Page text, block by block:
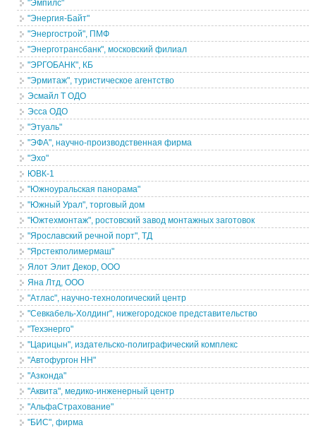
"Эмпилс"
"Энергия-Байт"
"Энергострой", ПМФ
"Энерготрансбанк", московский филиал
"ЭРГОБАНК", КБ
"Эрмитаж", туристическое агентство
Эсмайл Т ОДО
Эсса ОДО
"Этуаль"
"ЭФА", научно-производственная фирма
"Эхо"
ЮВК-1
"Южноуральская панорама"
"Южный Урал", торговый дом
"Южтехмонтаж", ростовский завод монтажных заготовок
"Ярославский речной порт", ТД
"Ярстекполимермаш"
Ялот Элит Декор, ООО
Яна Лтд, ООО
"Атлас", научно-технологический центр
"Севкабель-Холдинг", нижегородское представительство
"Техэнерго"
"Царицын", издательско-полиграфический комплекс
"Автофургон НН"
"Азконда"
"Аквита", медико-инженерный центр
"АльфаСтрахование"
"БИС", фирма